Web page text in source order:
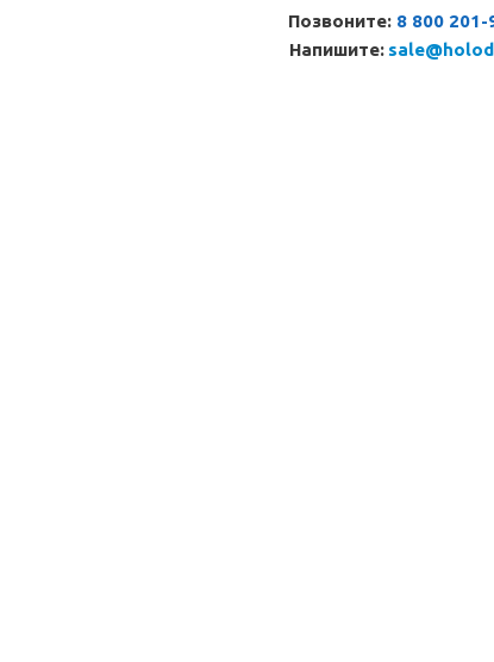
Позвоните: 8 800 201-
Напишите: